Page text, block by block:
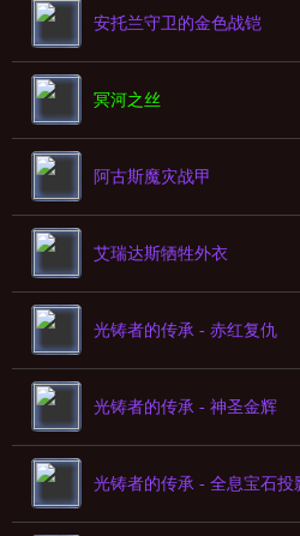
安托兰守卫的金色战铠
冥河之丝
阿古斯魔灾战甲
艾瑞达斯牺牲外衣
光铸者的传承 - 赤红复仇
光铸者的传承 - 神圣金辉
光铸者的传承 - 全息宝石投